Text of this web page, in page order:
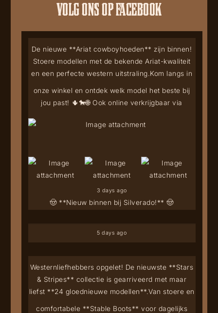
VOLG ONS OP FACEBOOK
🤠 **Nieuw binnen bij Silverado!** 🤠
De nieuwe **Ariat cowboyhoeden** zijn binnen!
Stoere modellen met de bekende Ariat-kwaliteit
en een perfecte western uitstraling.Kom langs in
onze winkel en ontdek welk model het beste bij
jou past! 🌵🐎🌐 Ook online verkrijgbaar via
3 days ago
5 days ago
Westernliefhebbers opgelet! De nieuwste **Stars
& Stripes** collectie is gearriveerd met maar
liefst **24 gloednieuwe modellen**.Van stoere en
comfortabele **Stable Boots** voor dagelijks